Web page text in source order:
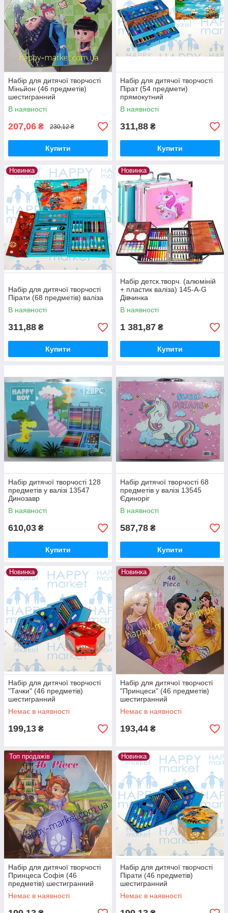
Набір для дитячої творчості
Міньйон (46 предметів)
шестигранний
В наявності
207,06 ₴ 230,12 ₴
Купити
Набір для дитячої творчості
Пірат (54 предмети)
прямокутний
В наявності
311,88 ₴
Купити
Новинка
Набір для дитячої творчості
Пірати (68 предметів) валіза
В наявності
311,88 ₴
Купити
Новинка
Набір детск.творч. (алюміній
+ пластик валіза) 145-А-G
Дівчинка
В наявності
1 381,87 ₴
Купити
Набір дитячої творчості 128
предметів у валізі 13547
Динозавр
В наявності
610,03 ₴
Купити
Набір дитячої творчості 68
предметів у валізі 13545
Єдиноріг
В наявності
587,78 ₴
Купити
Новинка
Набір для дитячої творчості
"Тачки" (46 предметів)
шестигранний
Немає в наявності
199,13 ₴
Новинка
Набір для дитячої творчості
"Принцеси" (46 предметів)
шестигранний
Немає в наявності
193,44 ₴
Топ продажів
Набір для дитячої творчості
Принцеса Софія (46
предметів) шестигранний
Немає в наявності
Новинка
Набір для дитячої творчості
Пірати (46 предметів)
шестигранний
Немає в наявності